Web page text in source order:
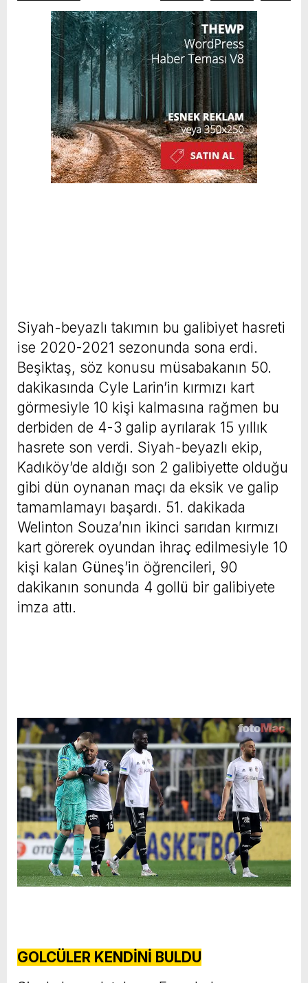
Siyah-beyazlı takımın bu galibiyet hasreti
ise 2020-2021 sezonunda sona erdi.
Beşiktaş, söz konusu müsabakanın 50.
dakikasında Cyle Larin’in kırmızı kart
görmesiyle 10 kişi kalmasına rağmen bu
derbiden de 4-3 galip ayrılarak 15 yıllık
hasrete son verdi. Siyah-beyazlı ekip,
Kadıköy’de aldığı son 2 galibiyette olduğu
gibi dün oynanan maçı da eksik ve galip
tamamlamayı başardı. 51. dakikada
Welinton Souza’nın ikinci sarıdan kırmızı
kart görerek oyundan ihraç edilmesiyle 10
kişi kalan Güneş’in öğrencileri, 90
dakikanın sonunda 4 gollü bir galibiyete
imza attı.
GOLCÜLER KENDİNİ BULDU